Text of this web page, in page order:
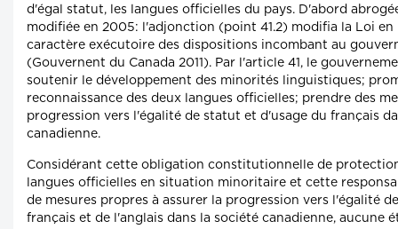
d'égal statut, les langues officielles du pays. D'abord
modifiée en 2005: l'adjonction (point 41.2) modifia la Loi
caractère exécutoire des dispositions incombant au
(Gouvernent du Canada 2011). Par l'article 41, le
soutenir le développement des minorités linguistiques;
reconnaissance des deux langues officielles; prendre des
progression vers l'égalité de statut et d'usage du français
canadienne.
Considérant cette obligation constitutionnelle de
langues officielles en situation minoritaire et cette
de mesures propres à assurer la progression vers l'égalité
français et de l'anglais dans la société canadienne, aucune